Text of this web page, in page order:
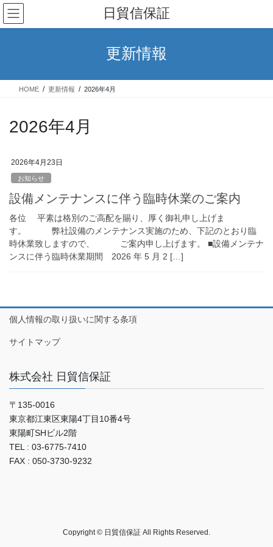
コ
ン
テ
ス
ナ
ビ
ゲ
ン
日貿信保証
更新情報
HOME 更新情報 2026年4月
2026年4月
2026年4月23日
お知らせ
設備メンテナンスに伴う臨時休業のご案内
各位 平素は格別のご高配を賜り、厚く御礼申し上げま
す。 弊社設備のメンテナンス実施のため、下記のとおり臨
時休業致しますので、 ご案内申し上げます。 ■設備メンテナ
ンスに伴う臨時休業期間 2026 年 5 月 2 […]
個人情報の取り扱いに関する条項
サイトマップ
株式会社 日貿信保証
〒135-0016
東京都江東区東陽4丁目10番4号
東陽町SHビル2階
TEL : 03-6775-7410
FAX : 050-3730-9232
Copyright © 日貿信保証 All Rights Reserved.